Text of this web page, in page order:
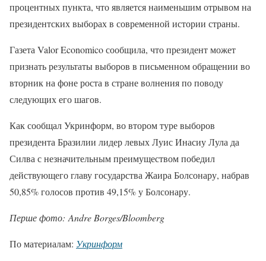
процентных пункта, что является наименьшим отрывом на
президентских выборах в современной истории страны.
Газета Valor Economico сообщила, что президент может
признать результаты выборов в письменном обращении во
вторник на фоне роста в стране волнения по поводу
следующих его шагов.
Как сообщал Укринформ, во втором туре выборов
президента Бразилии лидер левых Луис Инасиу Лула да
Силва с незначительным преимуществом победил
действующего главу государства Жаира Болсонару, набрав
50,85% голосов против 49,15% у Болсонару.
Перше фото: Andre Borges/Bloomberg
По материалам: Укринформ